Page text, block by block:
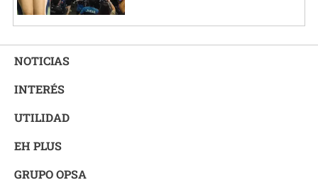
NOTICIAS
INTERÉS
UTILIDAD
EH PLUS
GRUPO OPSA